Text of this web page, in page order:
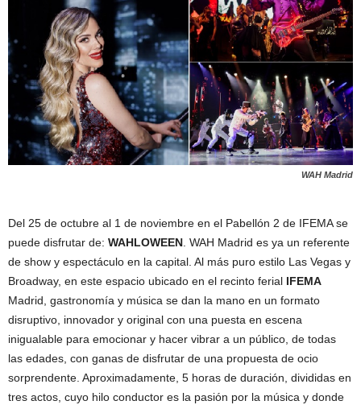
WAH Madrid
Del 25 de octubre al 1 de noviembre en el Pabellón 2 de IFEMA se
puede disfrutar de: WAHLOWEEN . WAH Madrid es ya un referente
de show y espectáculo en la capital. Al más puro estilo Las Vegas y
Broadway, en este espacio ubicado en el recinto ferial IFEMA
Madrid, gastronomía y música se dan la mano en un formato
disruptivo, innovador y original con una puesta en escena
inigualable para emocionar y hacer vibrar a un público, de todas
las edades, con ganas de disfrutar de una propuesta de ocio
sorprendente. Aproximadamente, 5 horas de duración, divididas en
tres actos, cuyo hilo conductor es la pasión por la música y donde